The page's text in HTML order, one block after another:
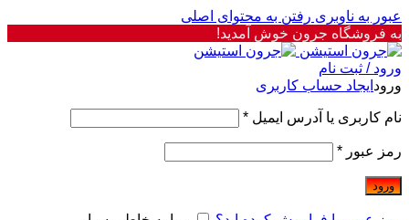
عبور به ناوبری رفتن به محتوای اصلی
به فروشگاه جرون خوش آمدید!
ورود / ثبت نام
ورود ایجاد حساب کاربری
نام کاربری یا آدرس ایمیل *
رمز عبور *
ورود